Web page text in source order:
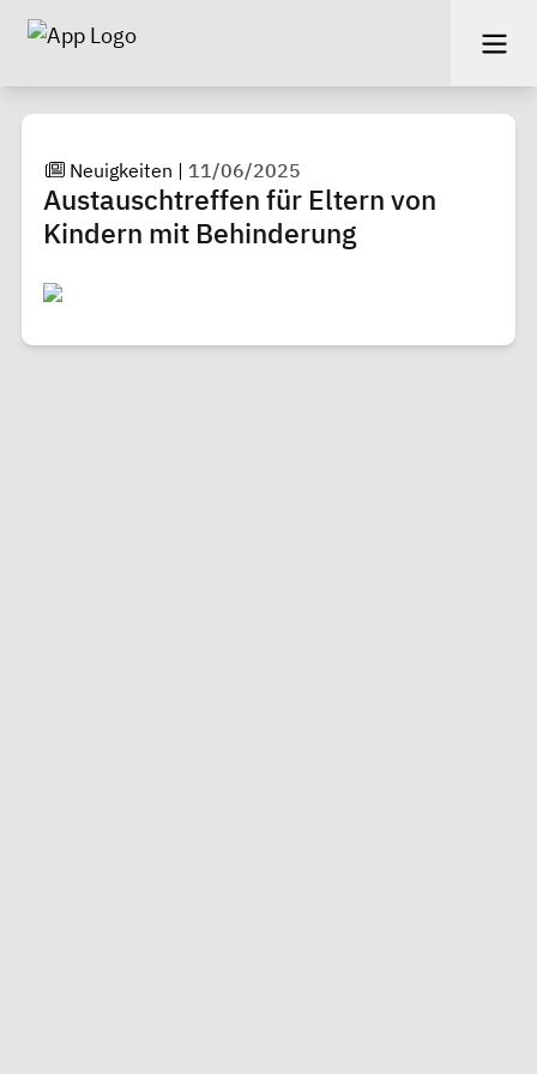
Neuigkeiten | 11/06/2025
Austauschtreffen für Eltern von
Kindern mit Behinderung